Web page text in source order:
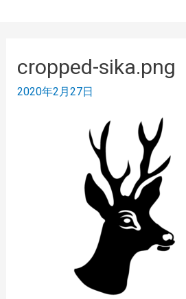
cropped-sika.png
2020年2月27日